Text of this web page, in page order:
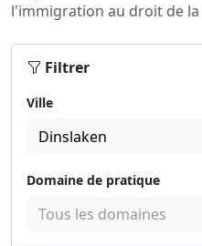
l'immigration au droit de la
Filtrer
Ville
Dinslaken
Domaine de pratique
Tous les domaines